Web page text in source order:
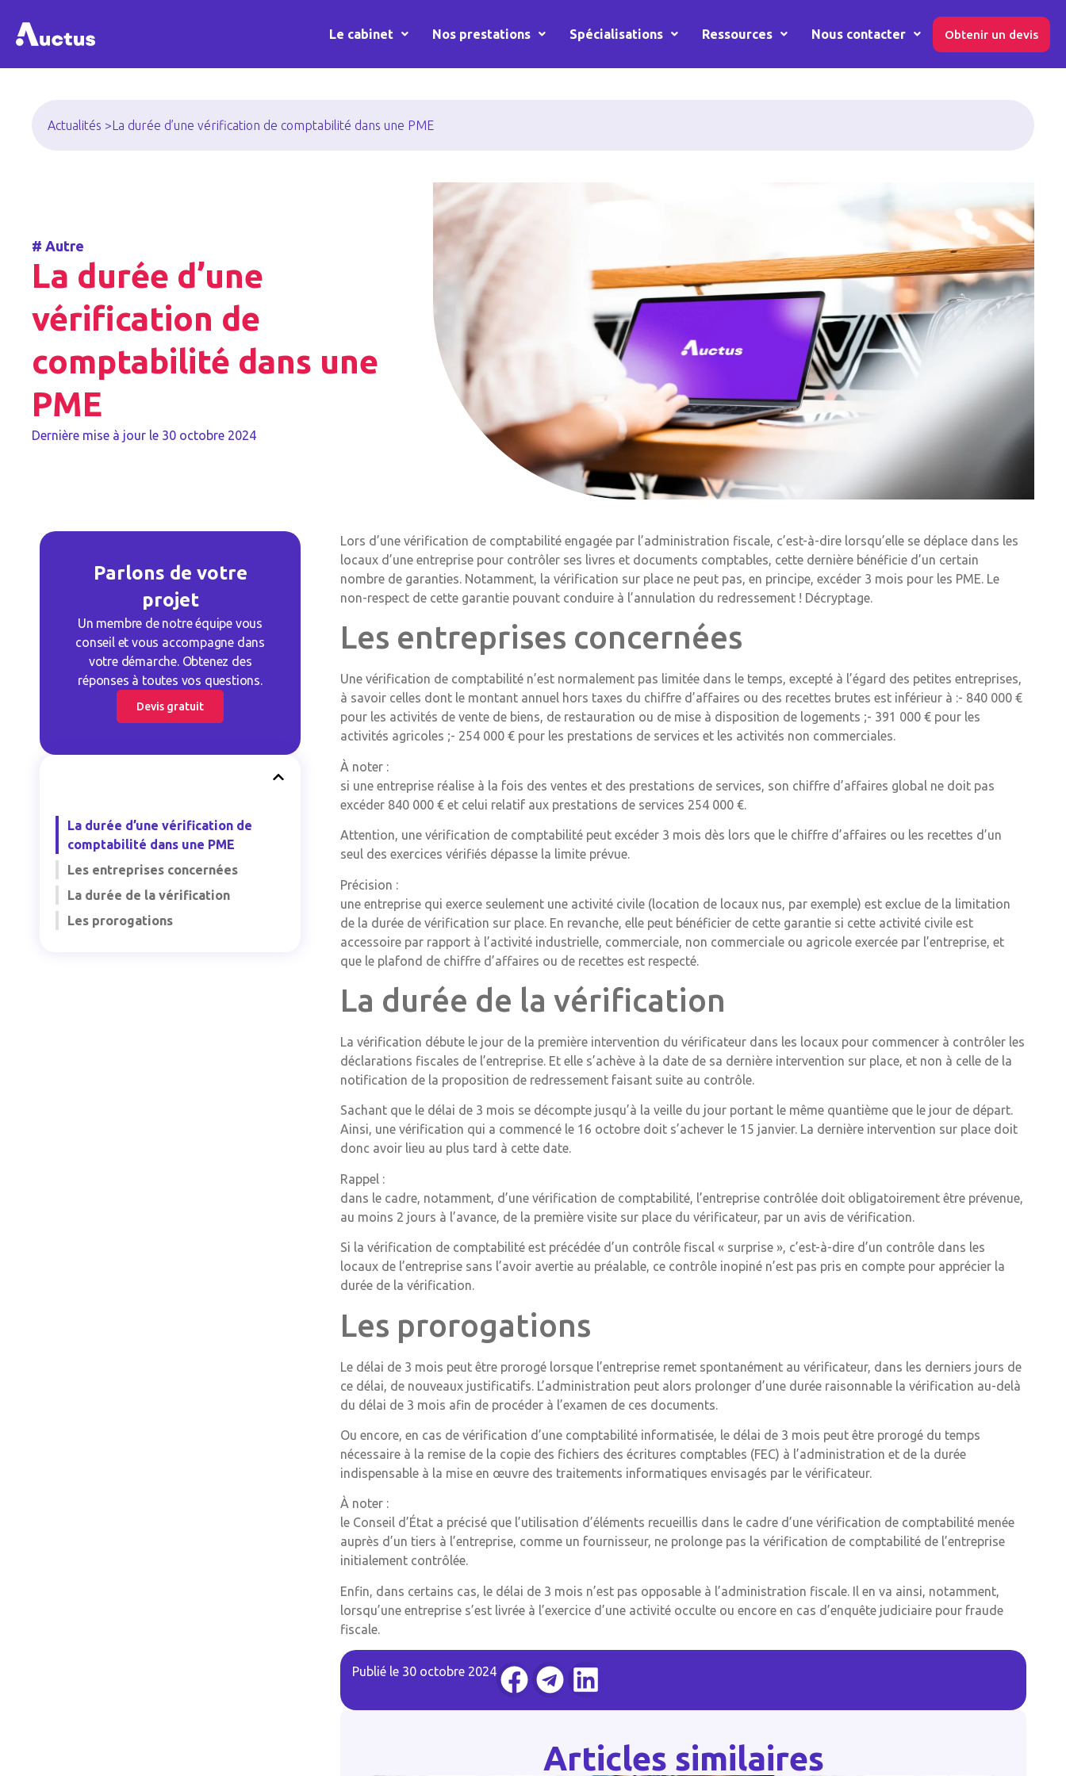
Le cabinet Nos prestations Spécialisations Ressources Nous contacter Obtenir un devis
Actualités >La durée d’une vérification de comptabilité dans une PME
# Autre
La durée d’une
vérification de
comptabilité dans une
PME
Dernière mise à jour le 30 octobre 2024
Parlons de votre
projet
Un membre de notre équipe vous
conseil et vous accompagne dans
votre démarche. Obtenez des
réponses à toutes vos questions.
Devis gratuit
La durée d’une vérification de
comptabilité dans une PME
Les entreprises concernées
La durée de la vérification
Les prorogations
Lors d’une vérification de comptabilité engagée par l’administration fiscale, c’est-à-dire lorsqu’elle se déplace dans les
locaux d’une entreprise pour contrôler ses livres et documents comptables, cette dernière bénéficie d’un certain
nombre de garanties. Notamment, la vérification sur place ne peut pas, en principe, excéder 3 mois pour les PME. Le
non-respect de cette garantie pouvant conduire à l’annulation du redressement ! Décryptage.
Les entreprises concernées
Une vérification de comptabilité n’est normalement pas limitée dans le temps, excepté à l’égard des petites entreprises,
à savoir celles dont le montant annuel hors taxes du chiffre d’affaires ou des recettes brutes est inférieur à :- 840 000 €
pour les activités de vente de biens, de restauration ou de mise à disposition de logements ;- 391 000 € pour les
activités agricoles ;- 254 000 € pour les prestations de services et les activités non commerciales.
À noter :
si une entreprise réalise à la fois des ventes et des prestations de services, son chiffre d’affaires global ne doit pas
excéder 840 000 € et celui relatif aux prestations de services 254 000 €.
Attention, une vérification de comptabilité peut excéder 3 mois dès lors que le chiffre d’affaires ou les recettes d’un
seul des exercices vérifiés dépasse la limite prévue.
Précision :
une entreprise qui exerce seulement une activité civile (location de locaux nus, par exemple) est exclue de la limitation
de la durée de vérification sur place. En revanche, elle peut bénéficier de cette garantie si cette activité civile est
accessoire par rapport à l’activité industrielle, commerciale, non commerciale ou agricole exercée par l’entreprise, et
que le plafond de chiffre d’affaires ou de recettes est respecté.
La durée de la vérification
La vérification débute le jour de la première intervention du vérificateur dans les locaux pour commencer à contrôler les
déclarations fiscales de l’entreprise. Et elle s’achève à la date de sa dernière intervention sur place, et non à celle de la
notification de la proposition de redressement faisant suite au contrôle.
Sachant que le délai de 3 mois se décompte jusqu’à la veille du jour portant le même quantième que le jour de départ.
Ainsi, une vérification qui a commencé le 16 octobre doit s’achever le 15 janvier. La dernière intervention sur place doit
donc avoir lieu au plus tard à cette date.
Rappel :
dans le cadre, notamment, d’une vérification de comptabilité, l’entreprise contrôlée doit obligatoirement être prévenue,
au moins 2 jours à l’avance, de la première visite sur place du vérificateur, par un avis de vérification.
Si la vérification de comptabilité est précédée d’un contrôle fiscal « surprise », c’est-à-dire d’un contrôle dans les
locaux de l’entreprise sans l’avoir avertie au préalable, ce contrôle inopiné n’est pas pris en compte pour apprécier la
durée de la vérification.
Les prorogations
Le délai de 3 mois peut être prorogé lorsque l’entreprise remet spontanément au vérificateur, dans les derniers jours de
ce délai, de nouveaux justificatifs. L’administration peut alors prolonger d’une durée raisonnable la vérification au-delà
du délai de 3 mois afin de procéder à l’examen de ces documents.
Ou encore, en cas de vérification d’une comptabilité informatisée, le délai de 3 mois peut être prorogé du temps
nécessaire à la remise de la copie des fichiers des écritures comptables (FEC) à l’administration et de la durée
indispensable à la mise en œuvre des traitements informatiques envisagés par le vérificateur.
À noter :
le Conseil d’État a précisé que l’utilisation d’éléments recueillis dans le cadre d’une vérification de comptabilité menée
auprès d’un tiers à l’entreprise, comme un fournisseur, ne prolonge pas la vérification de comptabilité de l’entreprise
initialement contrôlée.
Enfin, dans certains cas, le délai de 3 mois n’est pas opposable à l’administration fiscale. Il en va ainsi, notamment,
lorsqu’une entreprise s’est livrée à l’exercice d’une activité occulte ou encore en cas d’enquête judiciaire pour fraude
fiscale.
Publié le 30 octobre 2024
Articles similaires